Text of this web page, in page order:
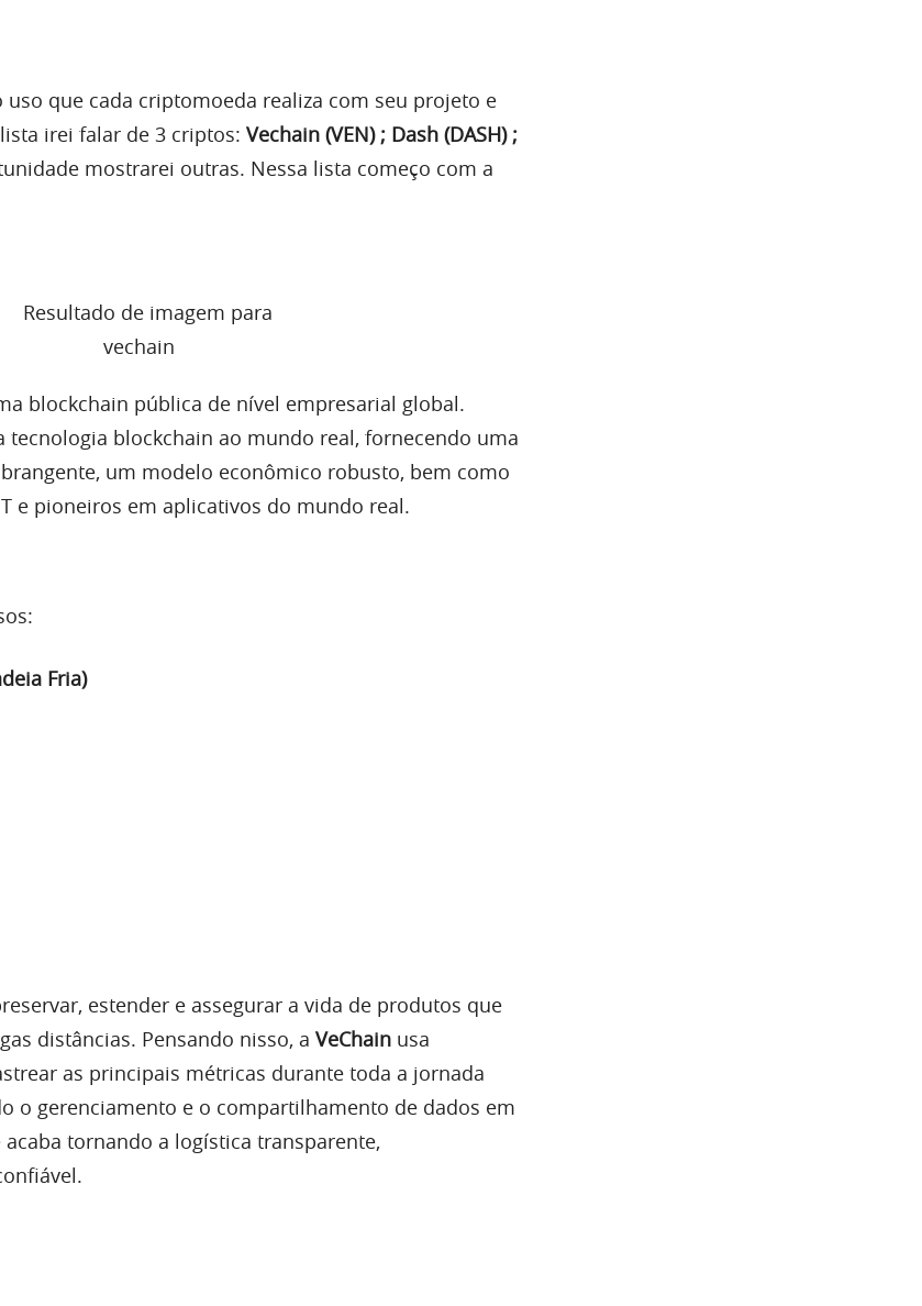
uso que cada criptomoeda realiza com seu projeto e
irei falar de 3 criptos: Vechain (VEN) ; Dash (DASH) ;
mostrarei outras. Nessa lista começo com a
blockchain pública de nível empresarial global.
tecnologia blockchain ao mundo real, fornecendo uma
um modelo econômico robusto, bem como
e pioneiros em aplicativos do mundo real.
Fria)
digital de um veículo registrando todos os dados,
seguro e até mesmo o comportamento do
ciclo de vida.